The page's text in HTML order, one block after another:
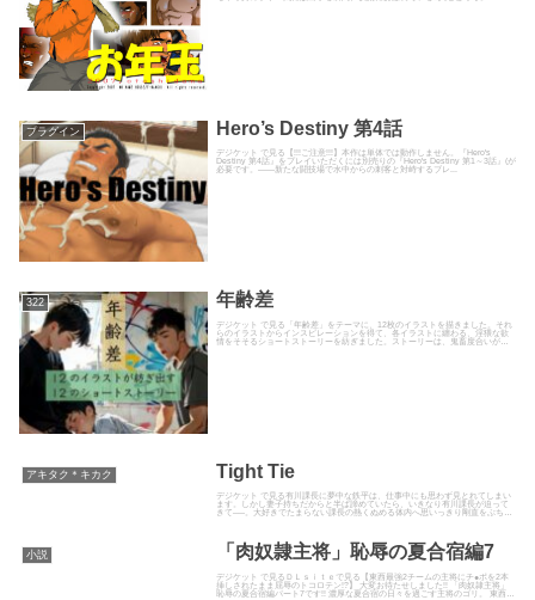
プラグイン Hero’s Destiny 第4話
デジケット で見る【!!!ご注意!!!】本作は単体では動作しません。『Hero's
Destiny 第4話』をプレイいただくには別売りの『Hero's Destiny 第1～3話』(が
必要です。――新たな闘技場で水中からの刺客と対峙するブレ...
322 年齢差
デジケット で見る「年齢差」をテーマに、12枚のイラストを描きました。それ
らのイラストからインスピレーションを得て、各イラストに纏わる、淫猥な欲
情をそそるショートストーリーを紡ぎました。ストーリーは、鬼畜度合いが低
いものから高いものへと並べ...
アキタク＊キカク Tight Tie
デジケット で見る有川課長に夢中な鉄平は、仕事中にも思わず見とれてしまい
ます。しかし妻子持ちだからと半ば諦めていたら、いきなり有川課長が迫って
きて──。大好きでたまらない課長の熱くぬめる体内へ思いっきり剛直をぶち込
小説 「肉奴隷主将」恥辱の夏合宿編7
デジケット で見るＤＬｓｉｔｅで見る【東西最強2チームの主将にチ●ポを2本
挿しされたまま屈辱のトコロテン!?】 大変お待たせしました!! 「肉奴隷主将」
恥辱の夏合宿編パート7です!! 濃厚な夏合宿の日々を過ごす主将のゴリ。 東西そ